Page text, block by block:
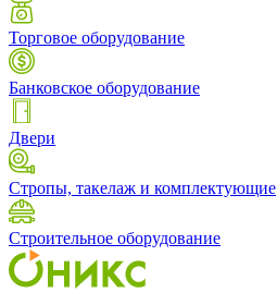
Торговое оборудование
Банковское оборудование
Двери
Стропы, такелаж и комплектующие
Строительное оборудование